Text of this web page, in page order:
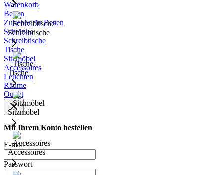
Warenkorb
Schreibtische
Tische
Sitzmöbel
Accessoires
Betten
Zubehör für Betten
Schränke
Schreibtische
Tische
Sitzmöbel
Accessoires
Leuchten
Räume
Outlet
Mit Ihrem Konto bestellen
E-mail
Passwort